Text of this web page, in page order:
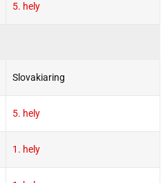
5. hely
Slovakiaring
5. hely
1. hely